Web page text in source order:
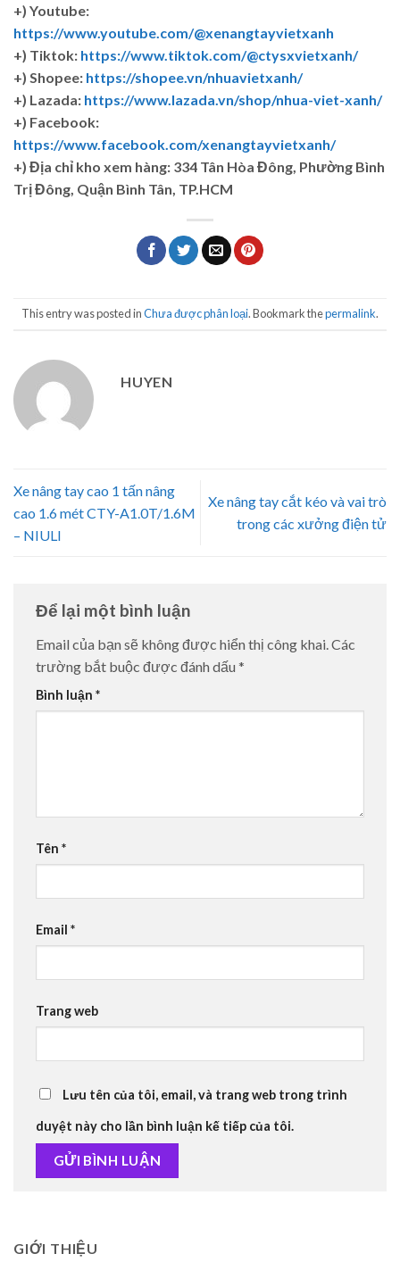
+) Youtube:
https://www.youtube.com/@xenangtayvietxanh
+) Tiktok: https://www.tiktok.com/@ctysxvietxanh/
+) Shopee: https://shopee.vn/nhuavietxanh/
+) Lazada: https://www.lazada.vn/shop/nhua-viet-xanh/
+) Facebook:
https://www.facebook.com/xenangtayvietxanh/
+) Địa chỉ kho xem hàng: 334 Tân Hòa Đông, Phường Bình
Trị Đông, Quận Bình Tân, TP.HCM
This entry was posted inChưa được phân loại. Bookmark thepermalink.
HUYEN
Xe nâng tay cao 1 tấn nâng
cao 1.6 mét CTY-A1.0T/1.6M
– NIULI
Xe nâng tay cắt kéo và vai trò
trong các xưởng điện tử
Để lại một bình luận
Email của bạn sẽ không được hiển thị công khai. Các
trường bắt buộc được đánh dấu *
Bình luận *
Tên *
Email *
Trang web
Lưu tên của tôi, email, và trang web trong trình
duyệt này cho lần bình luận kế tiếp của tôi.
GIỚI THIỆU